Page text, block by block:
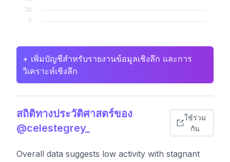
+ เพิ่มบัญชีสำหรับรายงานข้อมูลเชิงลึก และการ
วิเคราะห์เชิงลึก
สถิติทางประวัติศาสตร์ของ
@celestegrey_
ใช้ร่วม
กัน
Overall data suggests low activity with stagnant